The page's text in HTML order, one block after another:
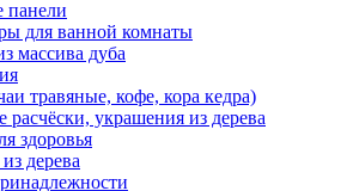
панели
для ванной комнаты
массива дуба
травяные, кофе, кора кедра)
расчёски, украшения из дерева
здоровья
дерева